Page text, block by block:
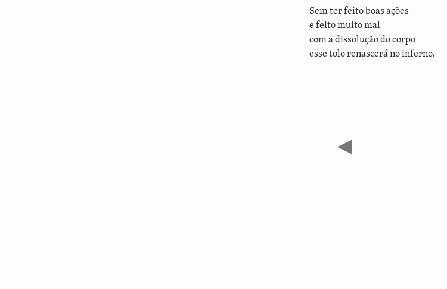
Sem ter feito boas ações
e feito muito mal—
com a dissolução do corpo
esse tolo renascerá no inferno.
◀